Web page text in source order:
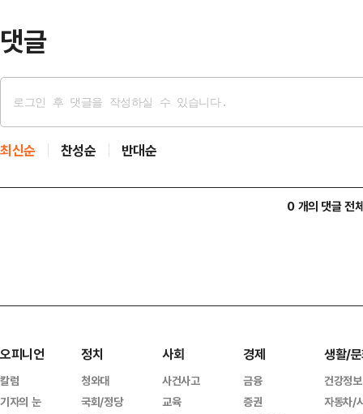
댓글
최신순 찬성순 반대순
0 개의 댓글 전
오피니언
칼럼
기자의 눈
정치
청와대
국회/정당
사회
사건사고
교육
경제
금융
증권
생활/
건강정보
자동차/